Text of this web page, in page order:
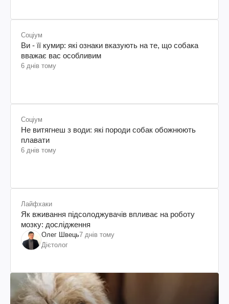
Соціум
Ви - її кумир: які ознаки вказують на те, що собака
вважає вас особливим
6 днів тому
Соціум
Не витягнеш з води: які породи собак обожнюють
плавати
6 днів тому
Лайфхаки
Як вживання підсолоджувачів впливає на роботу
мозку: дослідження
Олег Швець7 днів тому
Дієтолог